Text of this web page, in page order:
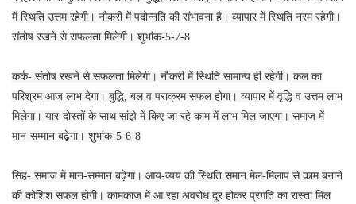
में स्थिति उत्तम रहेगी। नौकरी में पदोन्नति की संभावना है। व्यापार में स्थिति नरम रहेगी।
संतोष रखने से सफलता मिलेगी। शुभांक-5-7-8
कर्क- संतोष रखने से सफलता मिलेगी। नौकरी में स्थिति सामान्य ही रहेगी। कल का
परिश्रम आज लाभ देगा। बुद्धि, बल व पराक्रम सफल होगा। व्यापार में वृद्धि व उत्तम लाभ
मिलेगा। यार-दोस्तों के साथ सांझे में किए जा रहे काम में लाभ मिल जाएगा। समाज में
मान-सम्मान बढ़ेगा। शुभांक-5-6-8
सिंह- समाज में मान-सम्मान बढ़ेगा। आय-व्यय की स्थिति समान मेल-मिलाप से काम बनाने
की कोशिश सफल होगी। कामकाज में आ रहा अवरोध दूर होकर प्रगति का रास्ता मिल